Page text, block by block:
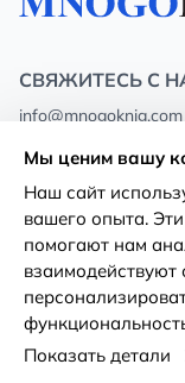
СВЯЖИТЕСЬ С
info@mnogoknig.com
Rīga, Augusta
О нас
Магазины
Доставка и оплата
Карты лояльности
Мы ценим вашу
Наш сайт
вашего опыта.
помогают нам
взаимодействуют
Показать детали